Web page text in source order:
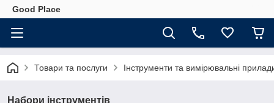
Good Place
Товари та послуги Інструменти та вимірювальні
Набори інструментів